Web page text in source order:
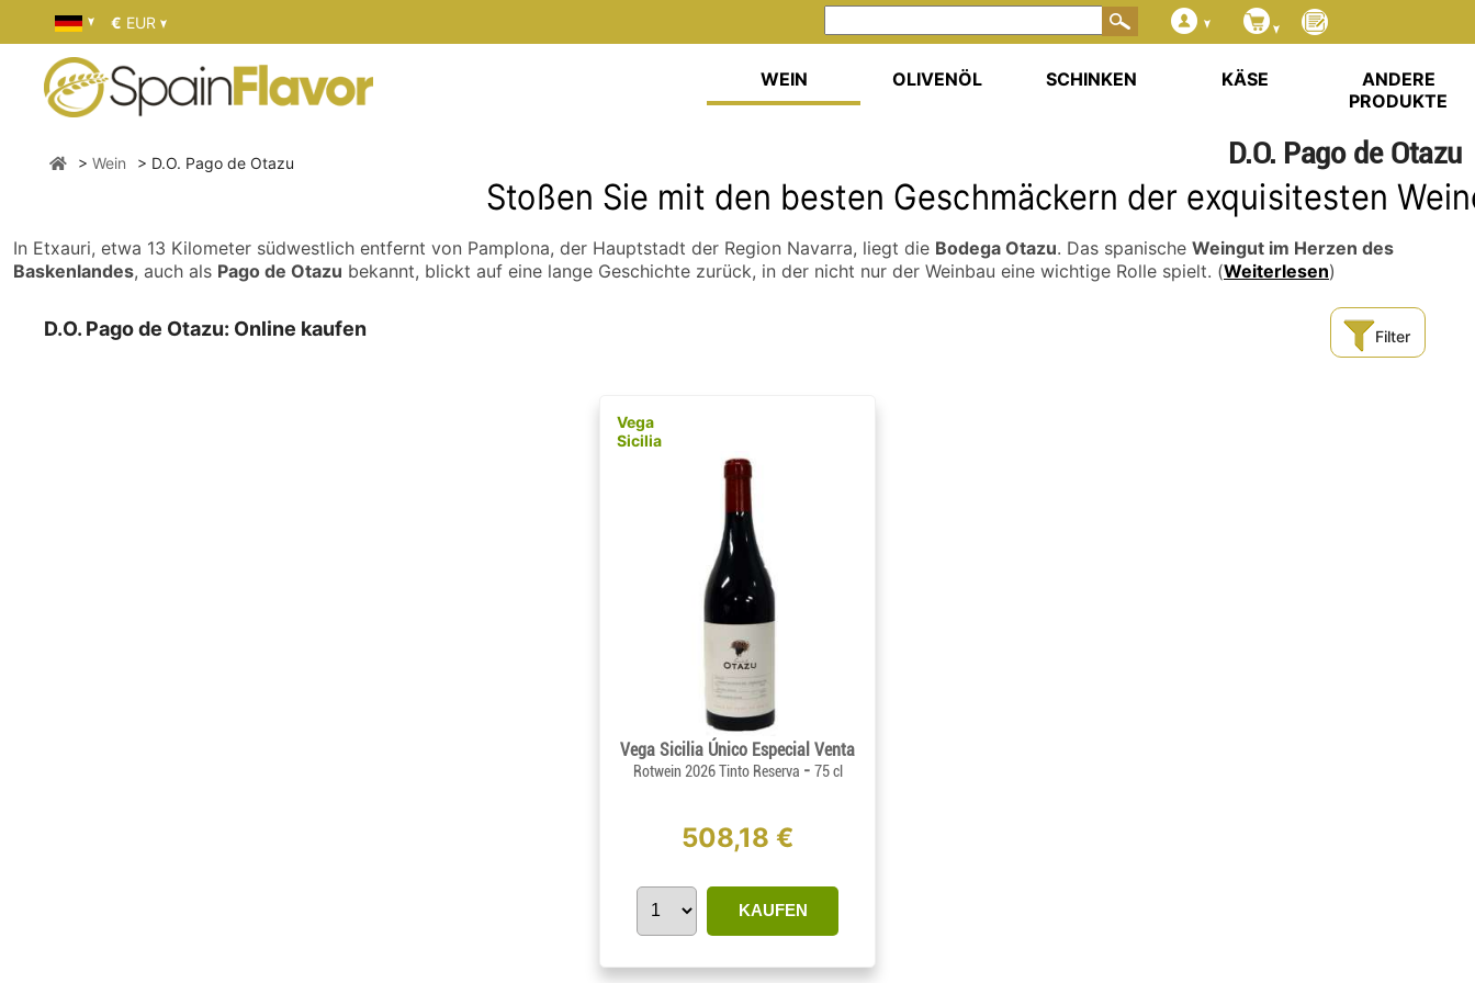
D.O. Pago de Otazu
Stoßen Sie mit den besten Geschmäckern der exquisitesten
In Etxauri, etwa 13 Kilometer südwestlich entfernt von Pamplona, der Hauptstadt der Region Navarra, liegt die Bodega Otazu. Das spanische Weingut im Herzen des
Baskenlandes, auch als Pago de Otazu bekannt, blickt auf eine lange Geschichte zurück, in der nicht nur der Weinbau eine wichtige Rolle spielt. (Weiterlesen)
D.O. Pago de Otazu: Online kaufen Filter
Vega
Sicilia
Vega Sicilia Único Especial Venta
Rotwein 2026 Tinto Reserva - 75 cl
508,18 €
KAUFEN
€ EUR
WEIN OLIVENÖL SCHINKEN KÄSE
ANDERE
PRODUKTE
Wein D.O. Pago de Otazu